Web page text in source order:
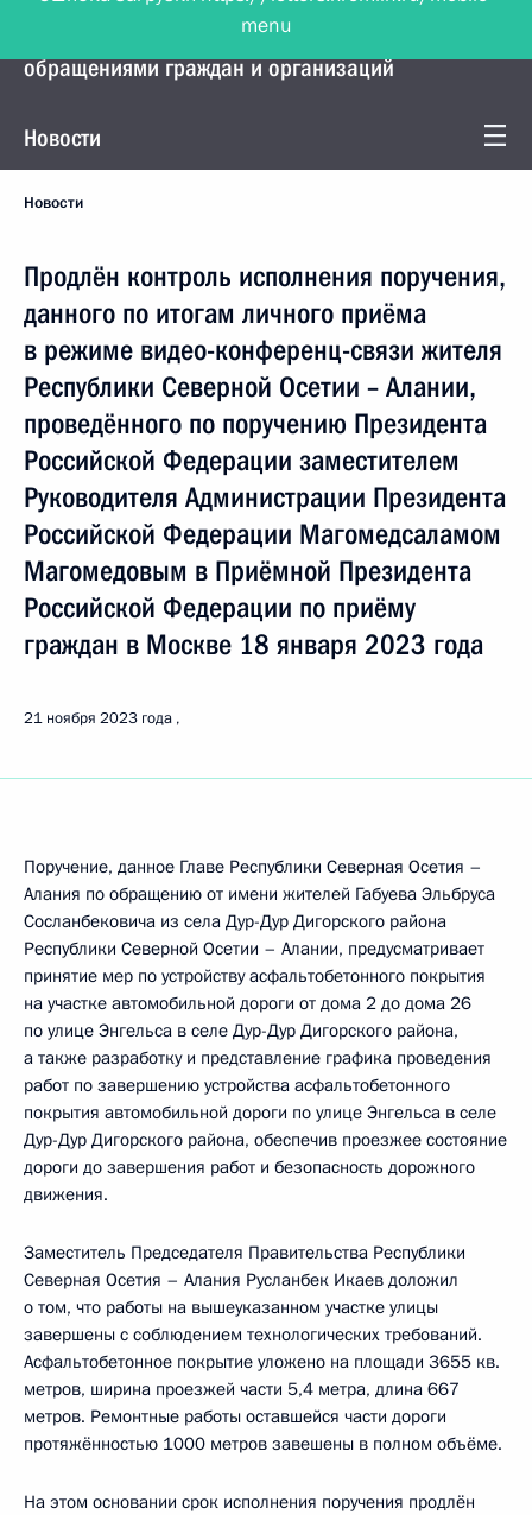
Управление Президента по работе с
обращениями граждан и организаций
Новости
Новости
Продлён контроль исполнения поручения,
данного по итогам личного приёма
в режиме видео-конференц-связи жителя
Республики Северной Осетии – Алании,
проведённого по поручению Президента
Российской Федерации заместителем
Руководителя Администрации Президента
Российской Федерации Магомедсаламом
Магомедовым в Приёмной Президента
Российской Федерации по приёму
граждан в Москве 18 января 2023 года
21 ноября 2023 года
Поручение, данное Главе Республики Северная Осетия –
Алания по обращению от имени жителей Габуева Эльбруса
Сосланбековича из села Дур-Дур Дигорского района
Республики Северной Осетии – Алании, предусматривает
принятие мер по устройству асфальтобетонного покрытия
на участке автомобильной дороги от дома 2 до дома 26
по улице Энгельса в селе Дур-Дур Дигорского района,
а также разработку и представление графика проведения
работ по завершению устройства асфальтобетонного
покрытия автомобильной дороги по улице Энгельса в селе
Дур-Дур Дигорского района, обеспечив проезжее состояние
дороги до завершения работ и безопасность дорожного
движения.
Заместитель Председателя Правительства Республики
Северная Осетия – Алания Русланбек Икаев доложил
о том, что работы на вышеуказанном участке улицы
завершены с соблюдением технологических требований.
Асфальтобетонное покрытие уложено на площади 3655 кв.
метров, ширина проезжей части 5,4 метра, длина 667
метров. Ремонтные работы оставшейся части дороги
протяжённостью 1000 метров завешены в полном объёме.
На этом основании срок исполнения поручения продлён
menu